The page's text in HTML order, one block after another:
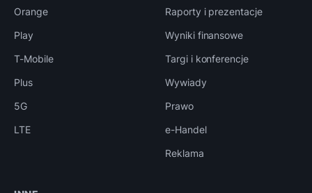
Orange
Play
T-Mobile
Plus
5G
LTE
Raporty i prezentacje
Wyniki finansowe
Targi i konferencje
Wywiady
Prawo
e-Handel
Reklama